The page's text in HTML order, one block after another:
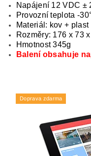
Napájení 12 VDC ±
Provozní teplota -
Materiál: kov + plast
Rozměry: 176 x 73
Hmotnost 345g
Balení obsahuje
Doprava zdarma